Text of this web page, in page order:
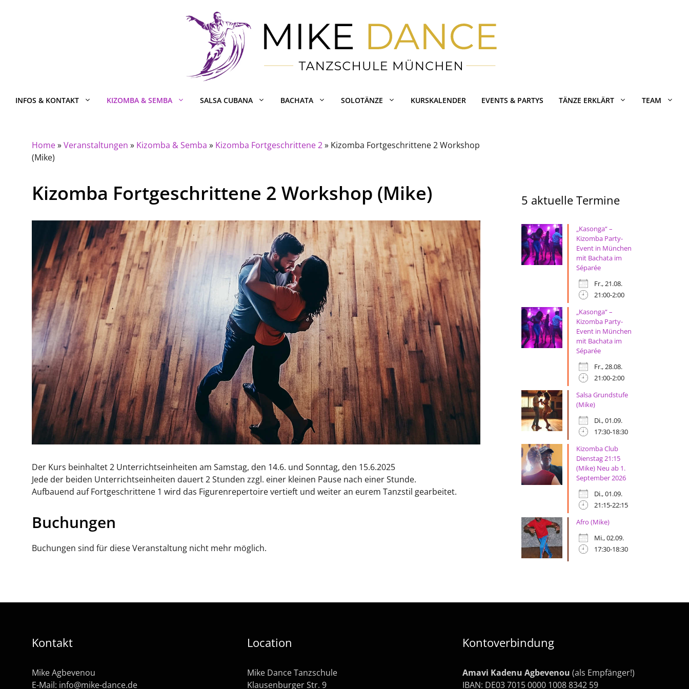
INFOS & KONTAKT KIZOMBA & SEMBA SALSA CUBANA BACHATA SOLOTÄNZE KURSKALENDER EVENTS & PARTYS TÄNZE ERKLÄRT TEAM
Home»Veranstaltungen » Kizomba & Semba » Kizomba Fortgeschrittene 2» Kizomba Fortgeschrittene 2 Workshop
(Mike)
Kizomba Fortgeschrittene 2 Workshop (Mike)
Der Kurs beinhaltet 2 Unterrichtseinheiten am Samstag, den 14.6. und Sonntag, den 15.6.2025­
Jede der beiden Unterrichtseinheiten dauert 2 Stunden zzgl. einer kleinen Pause nach einer Stunde.
Aufbauend auf Fortgeschrittene 1 wird das Figurenrepertoire vertieft und weiter an eurem Tanzstil gearbeitet.
Buchungen
Buchungen sind für diese Veranstaltung nicht mehr möglich.
5 aktuelle Termine
„Kasonga“ –
Kizomba Party-
Event in München
mit Bachata im
Séparée
Fr., 21.08.
21:00-2:00
„Kasonga“ –
Kizomba Party-
Event in München
mit Bachata im
Séparée
Fr., 28.08.
21:00-2:00
Salsa Grundstufe
(Mike)
Di., 01.09.
17:30-18:30
Kizomba Club
Dienstag 21:15
(Mike) Neu ab 1.
September 2026
Di., 01.09.
21:15-22:15
Afro (Mike)
Mi., 02.09.
17:30-18:30
Kontakt
Mike Agbevenou
E-Mail: info@mike-dance.de
Location
Mike Dance Tanzschule
Klausenburger Str. 9
Kontoverbindung
Amavi Kadenu Agbevenou (als Empfänger!)
IBAN: DE03 7015 0000 1008 8342 59